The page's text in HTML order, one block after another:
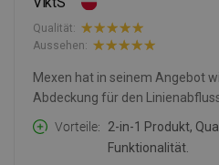
Qualität:
Aussehen:
Mexen hat in seinem Angebot
Abdeckung für den
Vorteile
2-in-1 Produkt,
Funktionalität.